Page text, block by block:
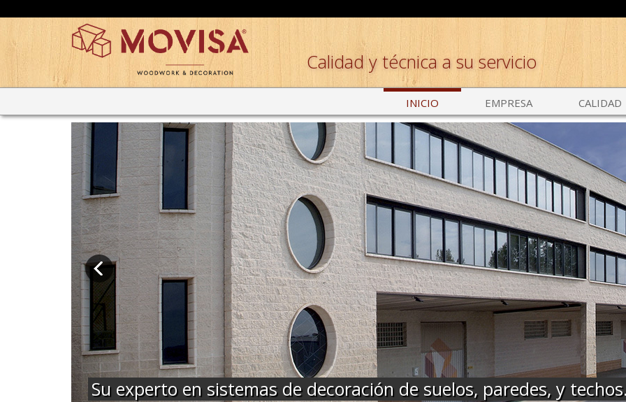
Calidad y técnica a su servicio
INICIO EMPRESA CALIDAD
Su experto en sistemas de decoración de suelos, paredes, y